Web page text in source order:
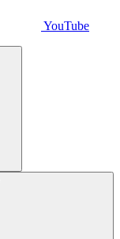
YouTube